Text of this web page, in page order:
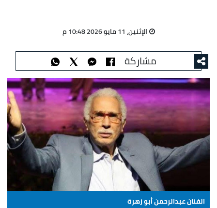
الإثنين، 11 مايو 2026 10:48 م
مشاركة
الفنان عبدالرحمن أبو زهرة